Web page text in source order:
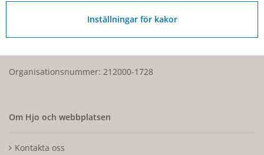
Besöks- och postadress: Torggatan 2, 544 30 Hjo
Organisationsnummer: 212000-1728
Om Hjo och webbplatsen
Kontakta oss
Inställningar för kakor